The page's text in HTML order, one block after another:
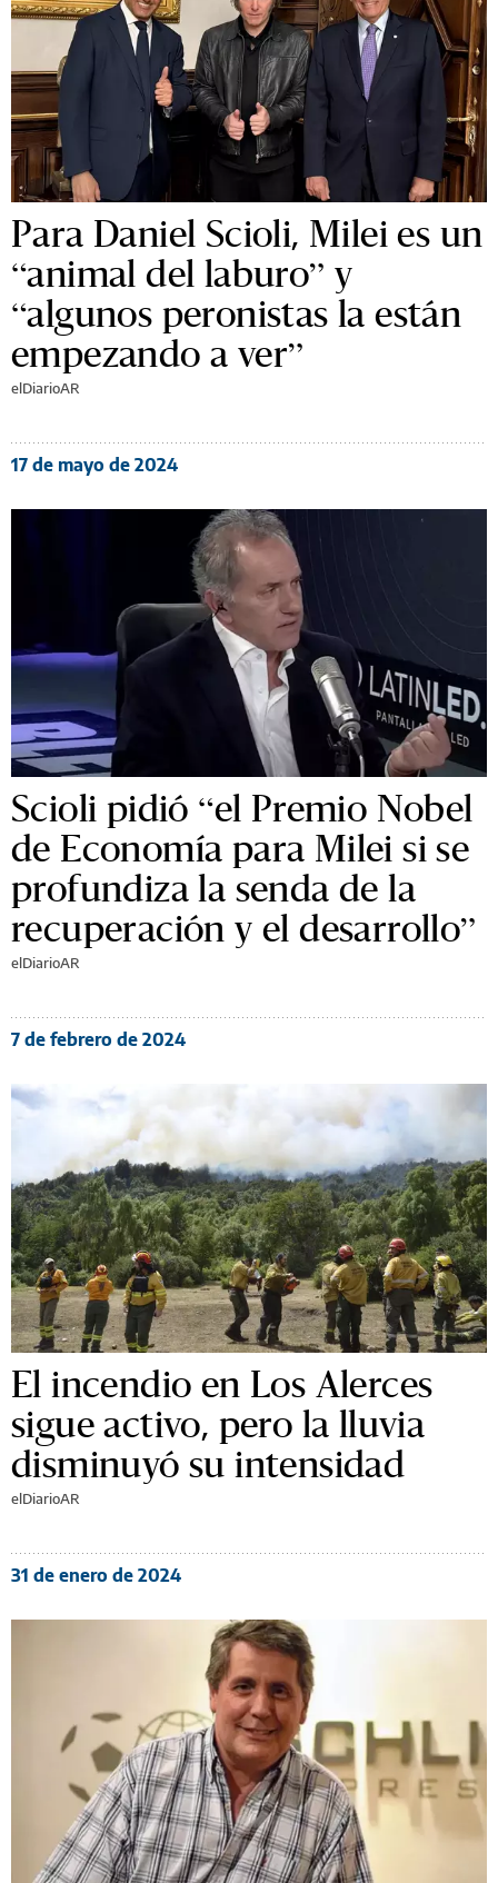
Para Daniel Scioli, Milei es un
“animal del laburo” y
“algunos peronistas la están
empezando a ver”
elDiarioAR
17 de mayo de 2024
Scioli pidió “el Premio Nobel
de Economía para Milei si se
profundiza la senda de la
recuperación y el desarrollo”
elDiarioAR
7 de febrero de 2024
El incendio en Los Alerces
sigue activo, pero la lluvia
disminuyó su intensidad
elDiarioAR
31 de enero de 2024